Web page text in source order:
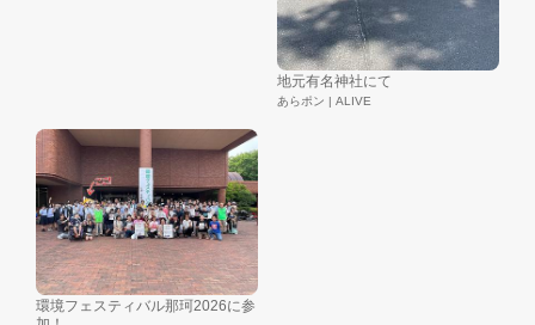
地元有名神社にて
あらポン | ALIVE
環境フェスティバル那珂2026に参